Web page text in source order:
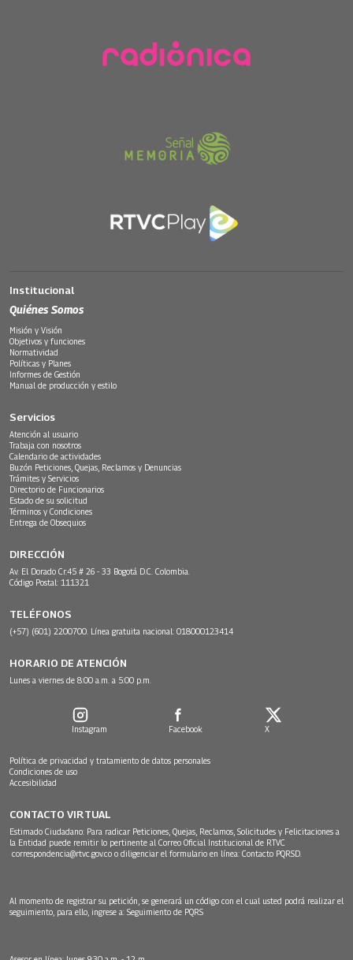
Institucional
Quiénes Somos
Misión y Visión
Objetivos y funciones
Normatividad
Políticas y Planes
Informes de Gestión
Manual de producción y estilo
Servicios
Atención al usuario
Trabaja con nosotros
Calendario de actividades
Buzón Peticiones, Quejas, Reclamos y Denuncias
Trámites y Servicios
Directorio de Funcionarios
Estado de su solicitud
Términos y Condiciones
Entrega de Obsequios
DIRECCIÓN
Av. El Dorado Cr.45 # 26 - 33 Bogotá D.C. Colombia.
Código Postal: 111321
TELÉFONOS
(+57) (601) 2200700. Línea gratuita nacional: 018000123414
HORARIO DE ATENCIÓN
Lunes a viernes de 8:00 a.m. a 5:00 p.m.
Instagram Facebook X
Política de privacidad y tratamiento de datos personales
Condiciones de uso
Accesibilidad
CONTACTO VIRTUAL
Estimado Ciudadano: Para radicar Peticiones, Quejas, Reclamos, Solicitudes y Felicitaciones a
la Entidad puede remitir lo pertinente al Correo Oficial Institucional de RTVC
correspondencia@rtvc.gov.co o diligenciar el formulario en línea: Contacto PQRSD.
Al momento de registrar su petición, se generará un código con el cual usted podrá realizar el
seguimiento, para ello, ingrese a: Seguimiento de PQRS